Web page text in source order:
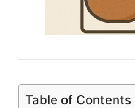
Table of Contents